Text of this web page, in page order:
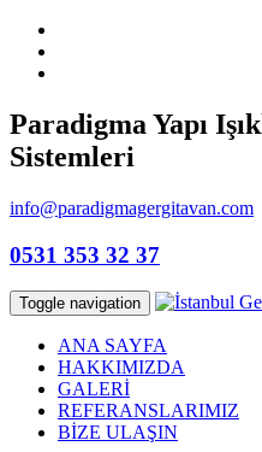
Paradigma Yapı
Sistemleri
info@paradigmagergitavan.com
0531 353 32 37
Toggle navigation
ANA SAYFA
HAKKIMIZDA
GALERİ
REFERANSLARIMIZ
BİZE ULAŞIN